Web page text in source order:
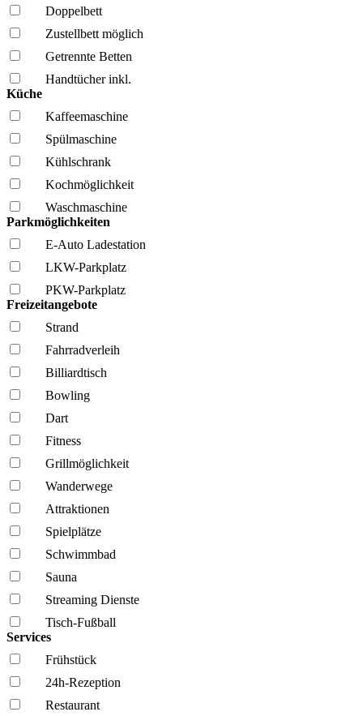
Doppelbett
Zustellbett möglich
Getrennte Betten
Handtücher inkl.
Küche
Kaffee­maschine
Spül­maschine
Kühl­schrank
Kochmöglich­keit
Wasch­maschine
Parkmöglichkeiten
E-Auto Ladestation
LKW-Parkplatz
PKW-Parkplatz
Freizeitangebote
Strand
Fahrrad­verleih
Billiardtisch
Bowling
Dart
Fitness
Grillmöglich­keit
Wanderwege
Attraktionen
Spielplätze
Schwimmbad
Sauna
Streaming Dienste
Tisch-Fußball
Services
Frühstück
24h-Rezeption
Restaurant